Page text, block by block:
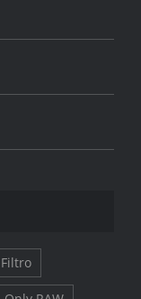
Filtro